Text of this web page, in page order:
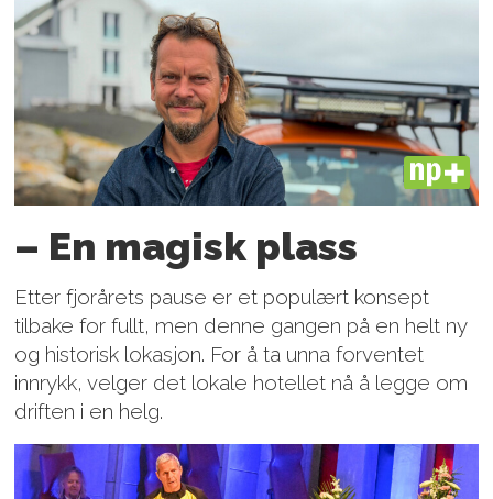
PLUS
– En magisk plass
Etter fjorårets pause er et populært konsept
tilbake for fullt, men denne gangen på en helt ny
og historisk lokasjon. For å ta unna forventet
innrykk, velger det lokale hotellet nå å legge om
driften i en helg.